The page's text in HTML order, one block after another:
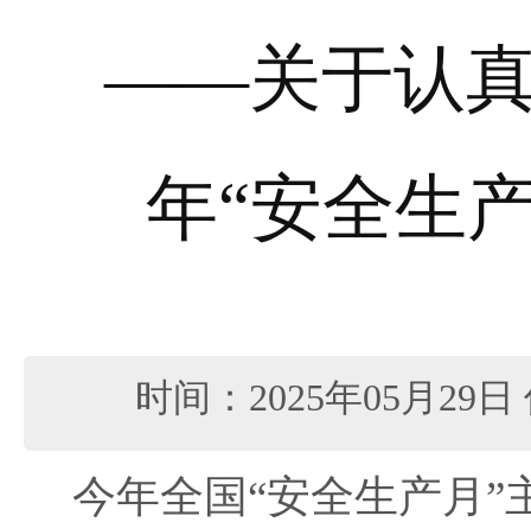
——关于认真
年“安全生
时间：2025年05月29日
今年全国“安全生产月”